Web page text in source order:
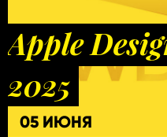
Apple
2025
05 ИЮНЯ